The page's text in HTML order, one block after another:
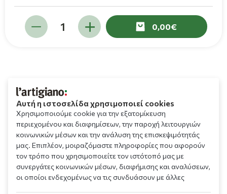
0,00
Αυτή η ιστοσελίδα χρησιμοποιεί cookies
Χρησιμοποιούμε cookie για την εξατομίκευση
περιεχομένου και διαφημίσεων, την παροχή λειτουργιών
κοινωνικών μέσων και την ανάλυση της επισκεψιμότητάς
μας. Επιπλέον, μοιραζόμαστε πληροφορίες που αφορούν
τον τρόπο που χρησιμοποιείτε τον ιστότοπό μας με
συνεργάτες κοινωνικών μέσων, διαφήμισης και αναλύσεων,
οι οποίοι ενδεχομένως να τις συνδυάσουν με άλλες